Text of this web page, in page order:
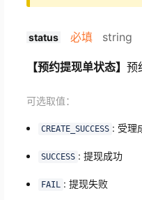
status 必填 string
【预约提现单状态】 预
可选取值：
CREATE_SUCCESS : 受理
SUCCESS : 提现成功
FAIL : 提现失败